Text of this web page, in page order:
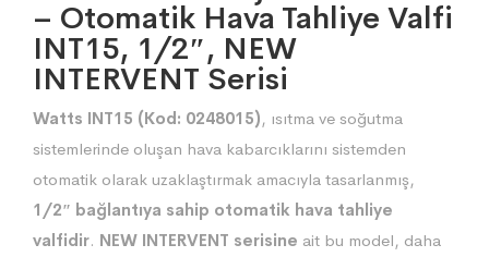
– Otomatik Hava Tahliye Valfi
INT15, 1/2″, NEW
INTERVENT Serisi
Watts INT15 (Kod: 0248015), ısıtma ve soğutma
sistemlerinde oluşan hava kabarcıklarını sistemden
otomatik olarak uzaklaştırmak amacıyla tasarlanmış,
1/2″ bağlantıya sahip otomatik hava tahliye
valfidir. NEW INTERVENT serisine ait bu model, daha